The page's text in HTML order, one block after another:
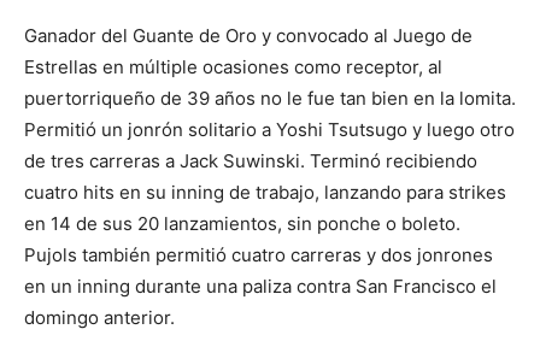
Ganador del Guante de Oro y convocado al Juego de
Estrellas en múltiple ocasiones como receptor, al
puertorriqueño de 39 años no le fue tan bien en la lomita.
Permitió un jonrón solitario a Yoshi Tsutsugo y luego otro
de tres carreras a Jack Suwinski. Terminó recibiendo
cuatro hits en su inning de trabajo, lanzando para strikes
en 14 de sus 20 lanzamientos, sin ponche o boleto.
Pujols también permitió cuatro carreras y dos jonrones
en un inning durante una paliza contra San Francisco el
domingo anterior.